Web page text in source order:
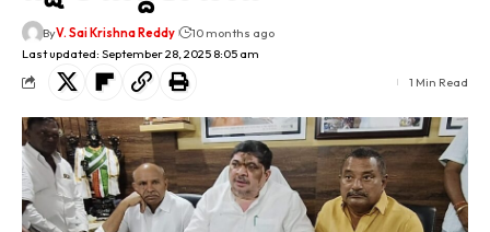
Last updated: September 28, 2025 8:05 am
ByV. Sai Krishna Reddy 10 months ago
1 Min Read